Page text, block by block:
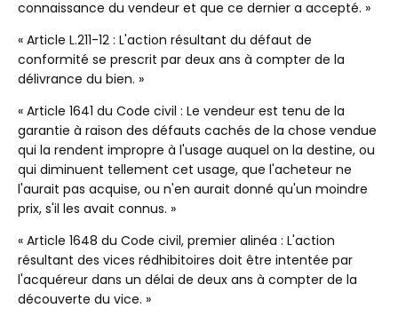
connaissance du vendeur et que ce dernier a accepté. »
« Article L.211-12 : L'action résultant du défaut de
conformité se prescrit par deux ans à compter de la
délivrance du bien. »
« Article 1641 du Code civil : Le vendeur est tenu de la
garantie à raison des défauts cachés de la chose vendue
qui la rendent impropre à l'usage auquel on la destine, ou
qui diminuent tellement cet usage, que l'acheteur ne
l'aurait pas acquise, ou n'en aurait donné qu'un moindre
prix, s'il les avait connus. »
« Article 1648 du Code civil, premier alinéa : L'action
résultant des vices rédhibitoires doit être intentée par
l'acquéreur dans un délai de deux ans à compter de la
découverte du vice. »